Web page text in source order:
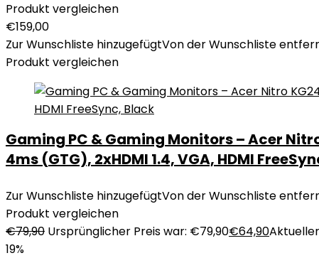
Produkt vergleichen
€159,00
Zur Wunschliste hinzugefügtVon der Wunschliste
Produkt vergleichen
Gaming PC & Gaming Monitors – Acer
4ms (GTG), 2xHDMI 1.4, VGA, HDMI
Zur Wunschliste hinzugefügtVon der Wunschliste
Produkt vergleichen
€79,90 Ursprünglicher Preis war: €79,90€64,90
19%